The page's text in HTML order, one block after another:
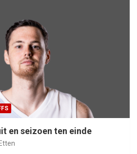
en seizoen ten einde